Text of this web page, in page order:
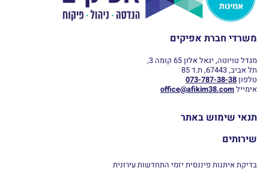
משרדי חברת אפיקים
מגדל טויוטה, יגאל אלון 65 קומה 3,
תל אביב, 67443, ת.ד 85
טלפון073-787-38-38
אימיילoffice@afikim38.com
תנאי שימוש באתר
שירותים
בדיקת איתנות פיננסית יזמי התחדשות עירונית